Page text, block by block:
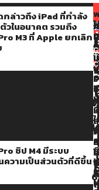
กล่าวถึง iPad ที่กำลัง
วในอนาคต รวมถึง
M3 ที่ Apple ยกเลิก
ชิป M4 มีระบบ
ความเป็นส่วนตัวที่ดีขึ้น
ที่
มี
ที่
ดี
6
+
6
(